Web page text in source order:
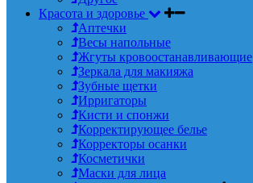
Красота и здоровье
Аптечки
Весы напольные
Жгуты кровоостанавливающие
Зеркала для макияжа
Зубные щетки
Ирригаторы
Кисти и спонжи
Корректирующее белье
Корректоры осанки
Косметички
Маски для лица